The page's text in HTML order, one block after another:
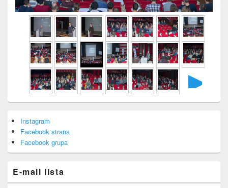
►
Sidebar
Widget
Area
Instagram
Facebook strana
Facebook grupa
E-mail lista